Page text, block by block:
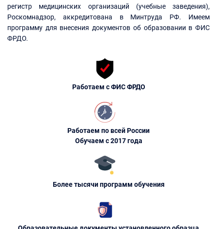
регистр медицинских организаций (учебные заведения),
Роскомнадзор, аккредитована в Минтруда РФ. Имеем
программу для внесения документов об образовании в ФИС
ФРДО.
Работаем с ФИС ФРДО
Работаем по всей России
Обучаем с 2017 года
Более тысячи программ обучения